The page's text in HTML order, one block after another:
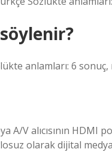
anlamları: 6 sonuç,
A/V alıcısının
olarak dijital medya